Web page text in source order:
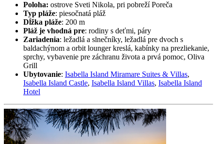
Poloha: ostrove Sveti Nikola, pri pobreží Poreča
Typ pláže: piesočnatá pláž
Dĺžka pláže: 200 m
Pláž je vhodná pre: rodiny s deťmi, páry
Zariadenia: ležadlá a slnečníky, ležadlá pre dvoch s
baldachýnom a orbit lounger kreslá, kabínky na prezliekanie,
sprchy, vybavenie pre záchranu života a prvá pomoc, Oliva
Grill
Ubytovanie: Isabella Island Miramare Suites & Villas,
Isabella Island Castle, Isabella Island Villas, Isabella Island
Hotel